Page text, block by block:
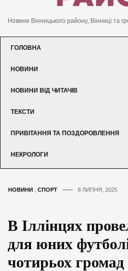
Новини Вінницького району, Вінниці та
ГОЛОВНА
НОВИНИ
НОВИНИ ВІД ЧИТАЧІВ
ТЕКСТИ
ПРИВІТАННЯ ТА ПОЗДОРОВЛЕННЯ
НЕКРОЛОГИ
НОВИНИ СПОРТ 8 ЛИПНЯ, 2025
В Іллінцях
для юних
чотирьох громад